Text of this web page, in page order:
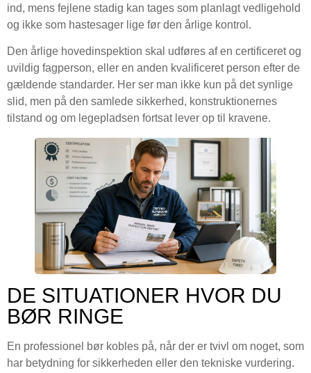
ind, mens fejlene stadig kan tages som planlagt vedligehold
og ikke som hastesager lige før den årlige kontrol.
Den årlige hovedinspektion skal udføres af en certificeret og
uvildig fagperson, eller en anden kvalificeret person efter de
gældende standarder. Her ser man ikke kun på det synlige
slid, men på den samlede sikkerhed, konstruktionernes
tilstand og om legepladsen fortsat lever op til kravene.
DE SITUATIONER HVOR DU
BØR RINGE
En professionel bør kobles på, når der er tvivl om noget, som
har betydning for sikkerheden eller den tekniske vurdering.